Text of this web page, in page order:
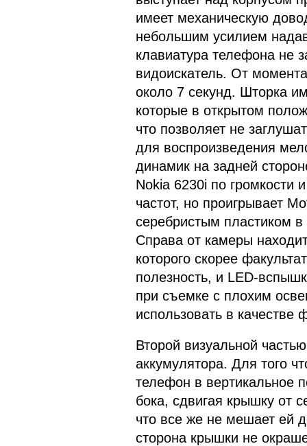
имеет механическую
небольшим усилием
клавиатура телефона не
видоискатель. От
около 7 секунд. Шторка
которые в открытом
что позволяет не
для воспроизведения
динамик на задней
Nokia 6230i по громкости
частот, но проигрывает
серебристым пластиком
Справа от камеры
которого скорее
полезность, и LED-
при съемке с плохим
использовать в качестве
Второй визуальной
аккумулятора. Для того
телефон в вертикальное
бока, сдвигая крышку от
что все же не мешает ей
сторона крышки не